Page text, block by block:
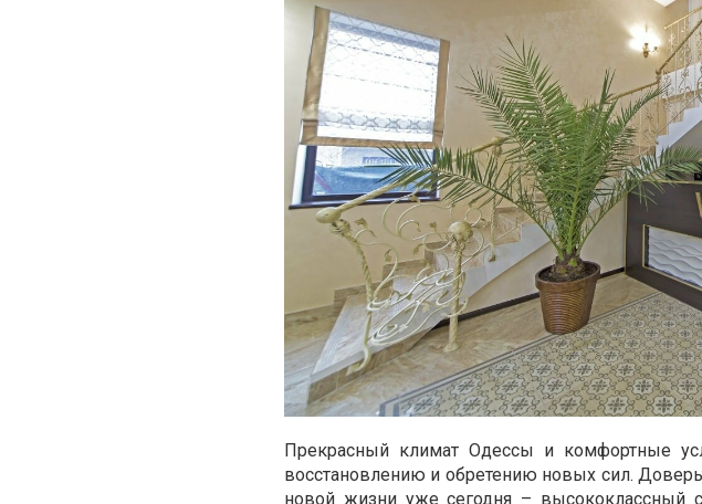
Прекрасный климат Одессы и комфортные
восстановлению и обретению новых сил.
новой жизни уже сегодня – высококлассный